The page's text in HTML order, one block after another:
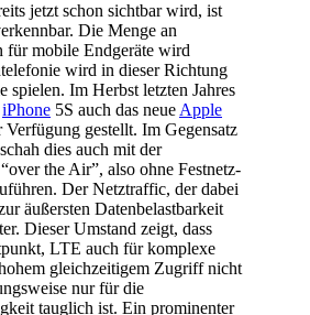
jetzt schon sichtbar wird, ist
Die Menge an
für mobile Endgeräte wird
wird in dieser Richtung
spielen. Im Herbst letzten Jahres
iPhone 5S auch das neueApple
Verfügung gestellt. Im Gegensatz
dies auch mit der
over theAir”, also ohne Festnetz-
. Der Netztraffic, der dabei
äußersten Datenbelastbarkeit
Dieser Umstand zeigt, dass
LTE auch für komplexe
gleichzeitigem Zugriff nicht
nur für die
tauglich ist. Ein prominenter